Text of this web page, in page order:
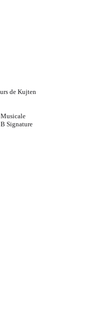
de Kujten
Musicale
B Signature